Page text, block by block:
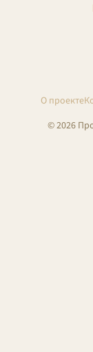
О проекте
© 2026